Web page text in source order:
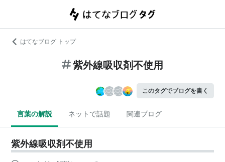
はてなブログ トップ
紫外線吸収剤不使用
このタグでブログを書く
言葉の解説 ネットで話題 関連ブログ
紫外線吸収剤不使用